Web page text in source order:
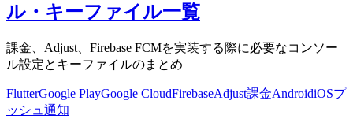
ル・キーファイル一覧
課金、Adjust、Firebase FCMを実装する際に必要なコンソー
ル設定とキーファイルのまとめ
FlutterGoogle PlayGoogle CloudFirebaseAdjust課金AndroidiOSプ
ッシュ通知